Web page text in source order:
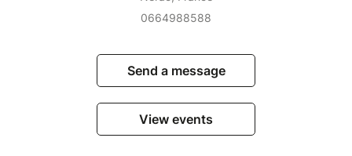
0664988588
Send a message
View events